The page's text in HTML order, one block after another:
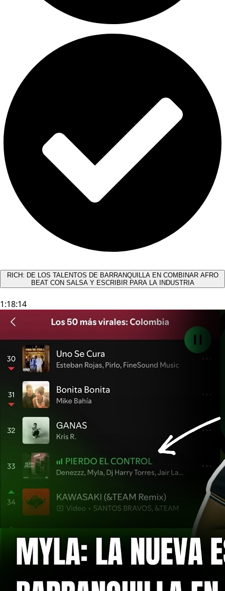
RICH: DE LOS TALENTOS DE BARRANQUILLA EN COMBINAR AFRO
BEAT CON SALSA Y ESCRIBIR PARA LA INDUSTRIA
1:18:14